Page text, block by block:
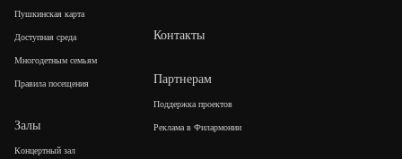
Пушкинская карта
Доступная среда
Многодетным семьям
Правила посещения
Залы
Концертный зал
Контакты
Партнерам
Поддержка проектов
Реклама в Филармонии